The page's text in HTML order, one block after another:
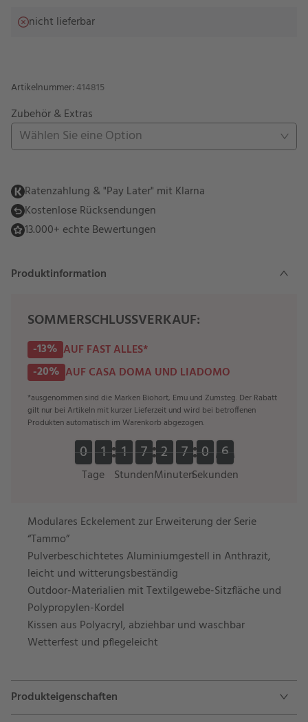
nicht lieferbar
Artikelnummer: 414815
Zubehör & Extras
Wählen Sie eine Option
Ratenzahlung & "Pay Later" mit Klarna
Kostenlose Rücksendungen
13.000+ echte Bewertungen
Produktinformation
SOMMERSCHLUSSVERKAUF:
-13% AUF FAST ALLES*
-20% AUF CASA DOMA UND LIADOMO
*ausgenommen sind die Marken Biohort, Emu und Zumsteg. Der Rabatt
gilt nur bei Artikeln mit kurzer Lieferzeit und wird bei betroffenen
Produkten automatisch im Warenkorb abgezogen.
Tage
0
0
0
0 1
1
1
1
Stunden
1
1
1
1 7
7
7
7
Minuten
2
2
2
2 7
7
7
7
Sekunden
0
0
0
0 5
6
6
5
Modulares Eckelement zur Erweiterung der Serie
“Tammo”
Pulverbeschichtetes Aluminiumgestell in Anthrazit,
leicht und witterungsbeständig
Outdoor-Materialien mit Textilgewebe-Sitzfläche und
Polypropylen-Kordel
Kissen aus Polyacryl, abziehbar und waschbar
Wetterfest und pflegeleicht
Produkteigenschaften